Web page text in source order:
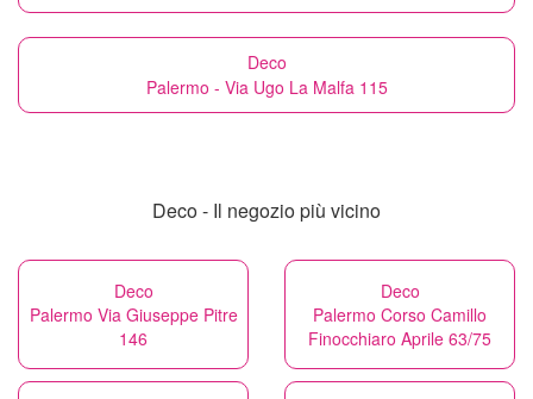
Deco
Palermo - Via Ugo La Malfa 115
Deco - Il negozio più vicino
Deco
Palermo Via Giuseppe Pitre
146
Deco
Palermo Corso Camillo
Finocchiaro Aprile 63/75